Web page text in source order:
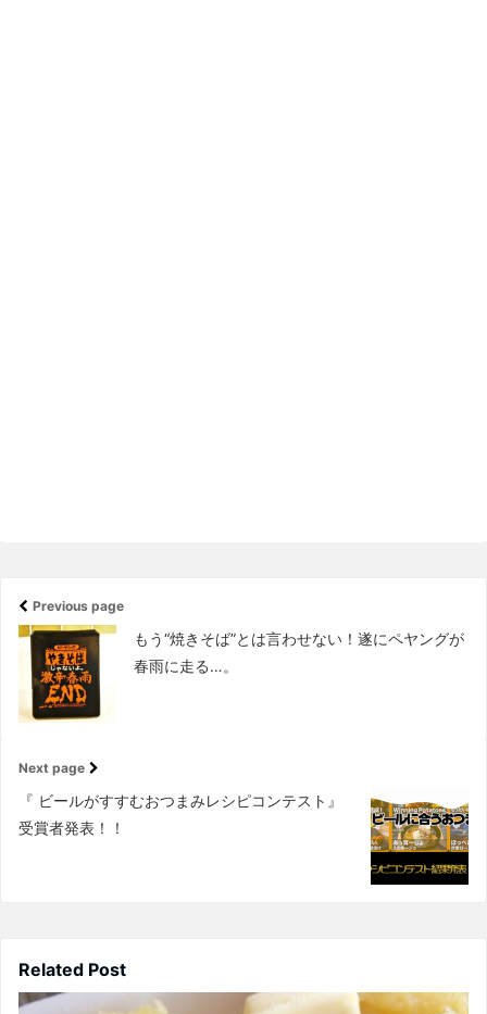
Previous page
もう“焼きそば”とは言わせない！遂にペヤングが
春雨に走る…。
Next page
『 ビールがすすむおつまみレシピコンテスト』
受賞者発表！！
Related Post